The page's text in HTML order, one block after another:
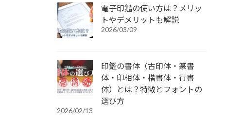
電子印鑑の使い方は？メリッ
トやデメリットも解説
2026/03/09
印鑑の書体（古印体・篆書
体・印相体・楷書体・行書
体）とは？特徴とフォントの
選び方
2026/02/13